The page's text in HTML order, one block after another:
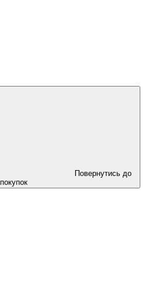
Повернутись до
покупок